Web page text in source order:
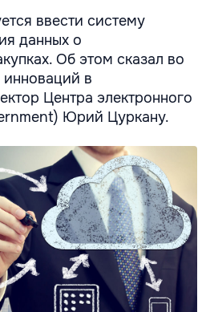
ввести систему
данных о
Об этом сказал во
в
Центра электронного
Юрий Цуркану.